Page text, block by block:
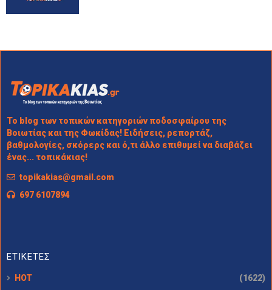
Το blog των τοπικών κατηγοριών ποδοσφαίρου της
Βοιωτίας και της Φωκίδας! Ειδήσεις, ρεπορτάζ,
βαθμολογίες, σκόρερς και ό,τι άλλο επιθυμεί να διαβάζει
ένας... τοπικάκιας!
topikakias@gmail.com
697 6107894
ΕΤΙΚΕΤΕΣ
HOT (1622)